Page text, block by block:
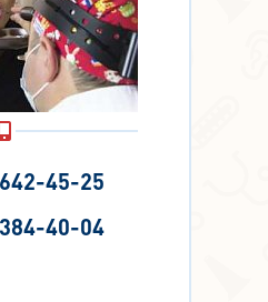
642-45-25
384-40-04